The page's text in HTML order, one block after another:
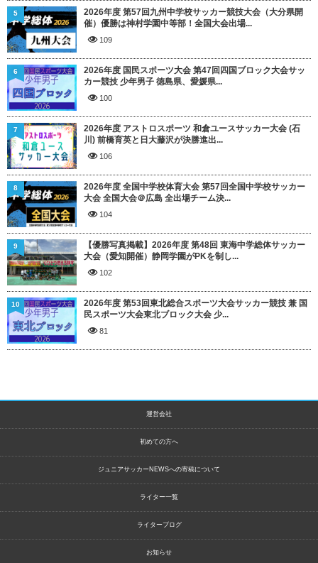
2026年度 第57回九州中学校サッカー競技大会（大分県開
催）優勝は神村学園中等部！全国大会出場...
109
5
2026年度 国民スポーツ大会 第47回四国ブロック大会サッ
カー競技 少年男子 徳島県、愛媛県...
100
6
2026年度 アストロスポーツ 和倉ユースサッカー大会 (石
川) 前橋育英と日大藤沢が決勝進出...
106
7
2026年度 全国中学校体育大会 第57回全国中学校サッカー
大会 全国大会＠広島 全出場チーム決...
104
8
【優勝写真掲載】2026年度 第48回 東海中学総体サッカー
大会（愛知開催）静岡学園がPKを制し...
102
9
2026年度 第53回東北総合スポーツ大会サッカー競技 兼 国
民スポーツ大会東北ブロック大会 少...
81
10
運営会社
初めての方へ
ジュニアサッカーNEWSへの寄稿について
ライター一覧
ライターブログ
お知らせ